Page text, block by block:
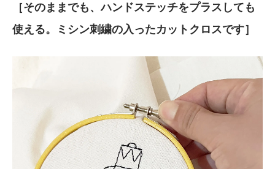
［そのままでも、ハンドステッチをプラスしても
使える。ミシン刺繍の入ったカットクロスです］